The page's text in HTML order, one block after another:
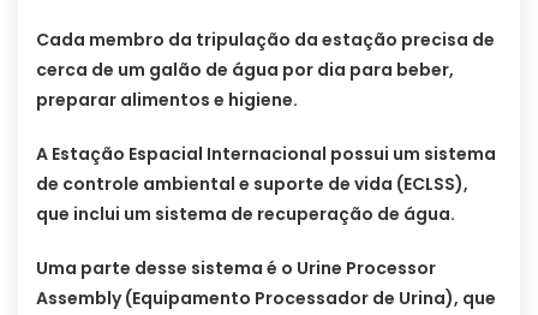
Cada membro da tripulação da estação precisa de
cerca de um galão de água por dia para beber,
preparar alimentos e higiene.
A Estação Espacial Internacional possui um sistema
de controle ambiental e suporte de vida (ECLSS),
que inclui um sistema de recuperação de água.
Uma parte desse sistema é o Urine Processor
Assembly (Equipamento Processador de Urina), que